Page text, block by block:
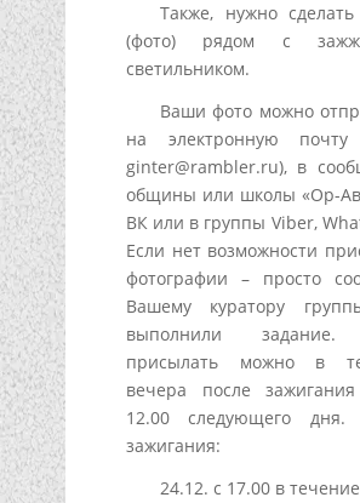
Также, нужно
(фото) рядом с
светильником.
Ваши фото можно
на электронную почту
ginter@rambler.ru), в
общины или школы «Ор-
ВК или в группы Viber,
Если нет возможности
фотографии – просто
Вашему куратору
выполнили
присылать можно в
вечера после
12.00 следующего дня.
зажигания:
24.12. с 17.00 в течение